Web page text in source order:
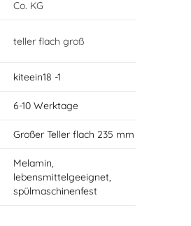
Co. KG
teller flach groß
kiteein18 -1
6-10 Werktage
Großer Teller flach 235 mm
Melamin,
lebensmittelgeeignet,
spülmaschinenfest